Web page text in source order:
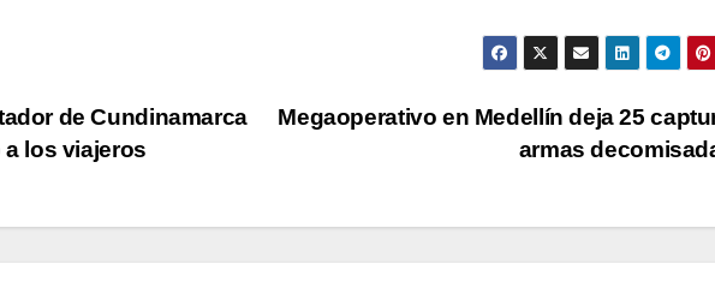
Megaoperativo en Medellín deja 25
armas
de Cundinamarca
los viajeros